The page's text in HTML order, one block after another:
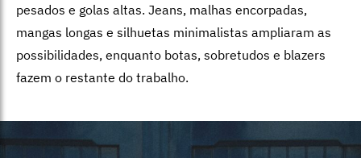
pesados e golas altas. Jeans, malhas encorpadas,
mangas longas e silhuetas minimalistas ampliaram as
possibilidades, enquanto botas, sobretudos e blazers
fazem o restante do trabalho.